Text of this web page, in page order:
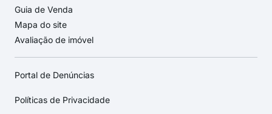
Guia de Venda
Mapa do site
Avaliação de imóvel
Portal de Denúncias
Políticas de Privacidade